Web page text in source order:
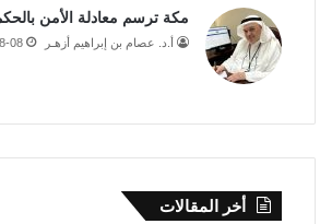
مكة ترسم معادلة الأمن
أ.د. عصام بن إبراهيم أزهـر 08
أخر المقالات